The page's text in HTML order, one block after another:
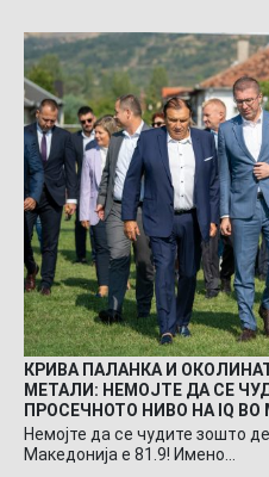
КРИВА ПАЛАНКА И
МЕТАЛИ: НЕМОЈТЕ ДА СЕ
ПРОСЕЧНОТО НИВО НА IQ ВО
Немојте да се чудите зошто
Македонија е 81.9! Имено…